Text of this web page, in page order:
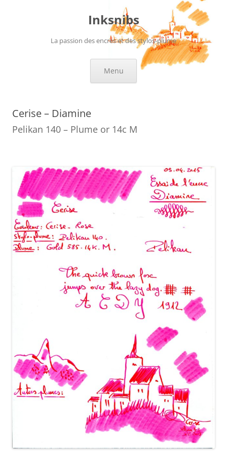
Inksnibs
La passion des encres et des stylos-plume
Menu
Cerise – Diamine
Pelikan 140 – Plume or 14c M